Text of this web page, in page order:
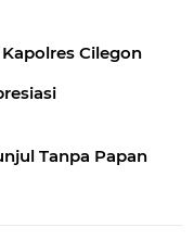
Cilegon
Tanpa Papan